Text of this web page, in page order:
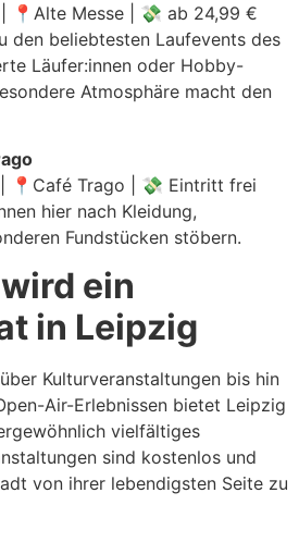
📍Alte Messe | 💸 ab 24,99 €
den beliebtesten Laufevents des
Läufer:innen oder Hobby-
Atmosphäre macht den
| 📍Café Trago | 💸 Eintritt frei
hier nach Kleidung,
Fundstücken stöbern.
ein
in Leipzig
Kulturveranstaltungen bis hin
Air-Erlebnissen bietet Leipzig
vielfältiges
sind kostenlos und
von ihrer lebendigsten Seite zu